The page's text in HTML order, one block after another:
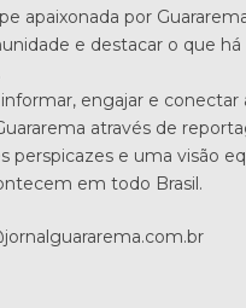
apaixonada por
e destacar o que
engajar e conectar
através de
perspicazes e uma visão
em todo Brasil.